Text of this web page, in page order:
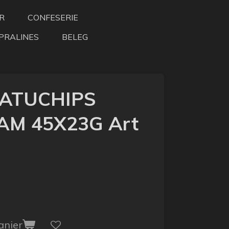
CONFESERIE
BELEG
45X23G Art